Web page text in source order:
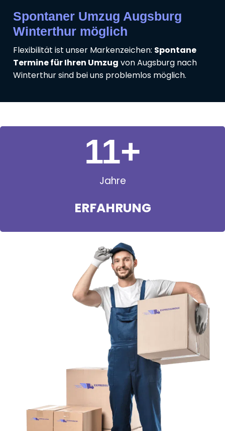
Spontaner Umzug Augsburg
Winterthur möglich
Flexibilität ist unser Markenzeichen: Spontane
Termine für Ihren Umzug von Augsburg nach
Winterthur sind bei uns problemlos möglich.
Jahre
ERFAHRUNG
11+